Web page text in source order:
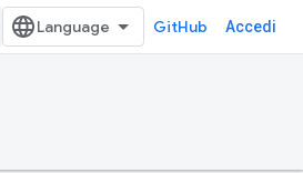
GitHub Accedi